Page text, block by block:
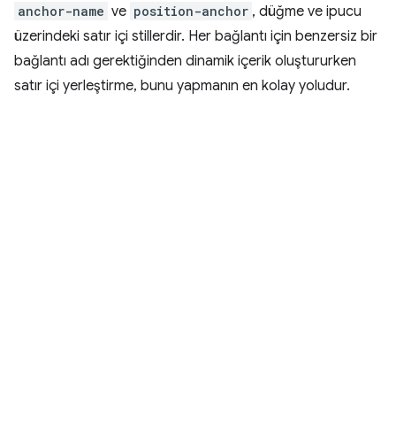
anchor-name ve position-anchor , düğme ve ipucu
üzerindeki satır içi stillerdir. Her bağlantı için benzersiz bir
bağlantı adı gerektiğinden dinamik içerik oluştururken
satır içi yerleştirme, bunu yapmanın en kolay yoludur.